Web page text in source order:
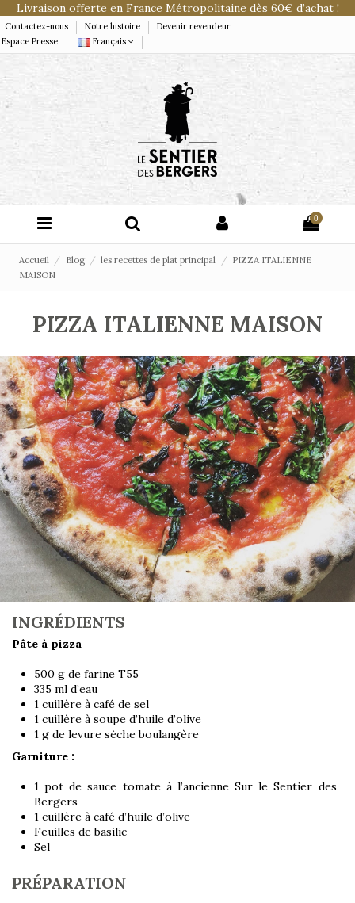
Livraison offerte en France Métropolitaine dès 60€ d’achat !
Contactez-nous Notre histoire
Devenir revendeur
Espace Presse
Français
0
Accueil Blog les recettes de plat principal
PIZZA ITALIENNE
MAISON
PIZZA ITALIENNE MAISON
INGRÉDIENTS
Pâte à pizza
500 g de farine T55
335 ml d’eau
1 cuillère à café de sel
1 cuillère à soupe d’huile d’olive
1 g de levure sèche boulangère
Garniture :
1 pot de sauce tomate à l’ancienne Sur le Sentier des
Bergers
1 cuillère à café d’huile d’olive
Feuilles de basilic
Sel
PRÉPARATION